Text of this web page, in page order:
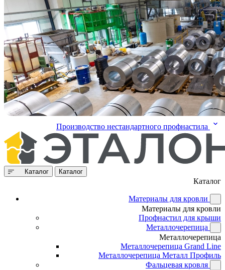
Производство нестандартного профнастила
Каталог Каталог
Каталог
Материалы для кровли
Материалы для кровли
Профнастил для крыши
Металлочерепица
Металлочерепица
Металлочерепица Grand Line
Металлочерепица Металл Профиль
Фальцевая кровля